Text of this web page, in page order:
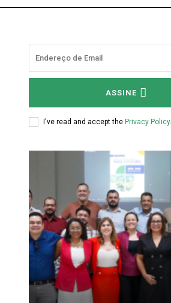
ASSINE
I've read and accept the Privacy Policy.